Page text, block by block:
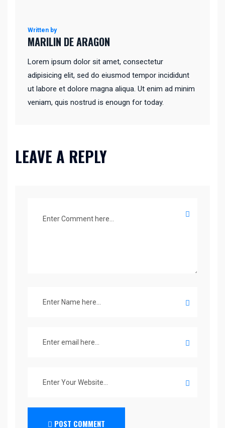
Written by
MARILIN DE ARAGON
Lorem ipsum dolor sit amet, consectetur
adipisicing elit, sed do eiusmod tempor incididunt
ut labore et dolore magna aliqua. Ut enim ad minim
veniam, quis nostrud is enougn for today.
LEAVE A REPLY
POST COMMENT